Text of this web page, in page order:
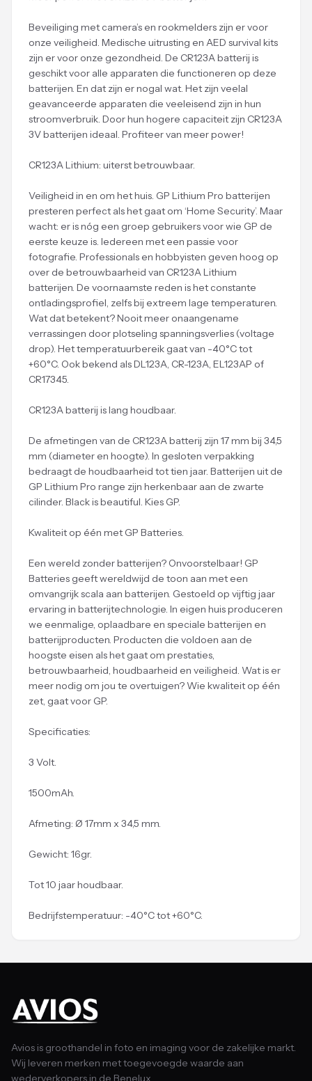
Beveiliging met camera’s en rookmelders zijn er voor
onze veiligheid. Medische uitrusting en AED survival kits
zijn er voor onze gezondheid. De CR123A batterij is
geschikt voor alle apparaten die functioneren op deze
batterijen. En dat zijn er nogal wat. Het zijn veelal
geavanceerde apparaten die veeleisend zijn in hun
stroomverbruik. Door hun hogere capaciteit zijn CR123A
3V batterijen ideaal. Profiteer van meer power!
CR123A Lithium: uiterst betrouwbaar.
Veiligheid in en om het huis. GP Lithium Pro batterijen
presteren perfect als het gaat om ‘Home Security’. Maar
wacht: er is nóg een groep gebruikers voor wie GP de
eerste keuze is. Iedereen met een passie voor
fotografie. Professionals en hobbyisten geven hoog op
over de betrouwbaarheid van CR123A Lithium
batterijen. De voornaamste reden is het constante
ontladingsprofiel, zelfs bij extreem lage temperaturen.
Wat dat betekent? Nooit meer onaangename
verrassingen door plotseling spanningsverlies (voltage
drop). Het temperatuurbereik gaat van -40°C tot
+60°C. Ook bekend als DL123A, CR-123A, EL123AP of
CR17345.
CR123A batterij is lang houdbaar.
De afmetingen van de CR123A batterij zijn 17 mm bij 34,5
mm (diameter en hoogte). In gesloten verpakking
bedraagt de houdbaarheid tot tien jaar. Batterijen uit de
GP Lithium Pro range zijn herkenbaar aan de zwarte
cilinder. Black is beautiful. Kies GP.
Kwaliteit op één met GP Batteries.
Een wereld zonder batterijen? Onvoorstelbaar! GP
Batteries geeft wereldwijd de toon aan met een
omvangrijk scala aan batterijen. Gestoeld op vijftig jaar
ervaring in batterijtechnologie. In eigen huis produceren
we eenmalige, oplaadbare en speciale batterijen en
batterijproducten. Producten die voldoen aan de
hoogste eisen als het gaat om prestaties,
betrouwbaarheid, houdbaarheid en veiligheid. Wat is er
meer nodig om jou te overtuigen? Wie kwaliteit op één
zet, gaat voor GP.
Specificaties:
3 Volt.
1500mAh.
Afmeting: Ø 17mm x 34,5 mm.
Gewicht: 16gr.
Tot 10 jaar houdbaar.
Bedrijfstemperatuur: -40°C tot +60°C.
Avios is groothandel in foto en imaging voor de zakelijke markt.
Wij leveren merken met toegevoegde waarde aan
wederverkopers in de Benelux.